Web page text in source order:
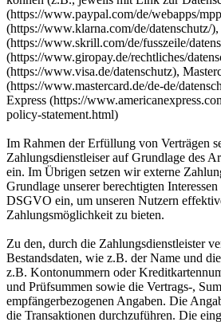
(https://www.paypal.com/de/webapps/
(https://www.klarna.com/de/datenschutz/
(https://www.skrill.com/de/fusszeile/
(https://www.giropay.de/rechtliches/
(https://www.visa.de/datenschutz),
(https://www.mastercard.de/de-de/
Express (https://
policy-statement.html)
Im Rahmen der Erfüllung von Verträgen
Zahlungsdienstleiser auf Grundlage des
ein. Im Übrigen setzen wir externe
Grundlage unserer berechtigten
DSGVO ein, um unseren Nutzern
Zahlungsmöglichkeit zu bieten.
Zu den, durch die Zahlungsdienstleister
Bestandsdaten, wie z.B. der Name und
z.B. Kontonummern oder
und Prüfsummen sowie die Vertrags-,
empfängerbezogenen Angaben. Die
die Transaktionen durchzuführen. Die